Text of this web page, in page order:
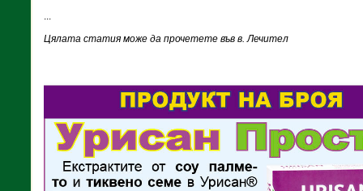
...
Цялата статия може да прочетете във в. Лечител